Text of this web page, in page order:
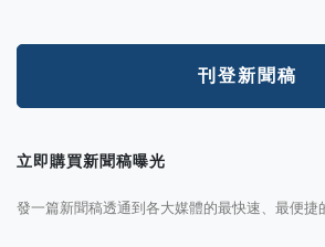
刊登新聞稿
立即購買新聞稿曝光
發一篇新聞稿透通到各大媒體的最快速、最便捷